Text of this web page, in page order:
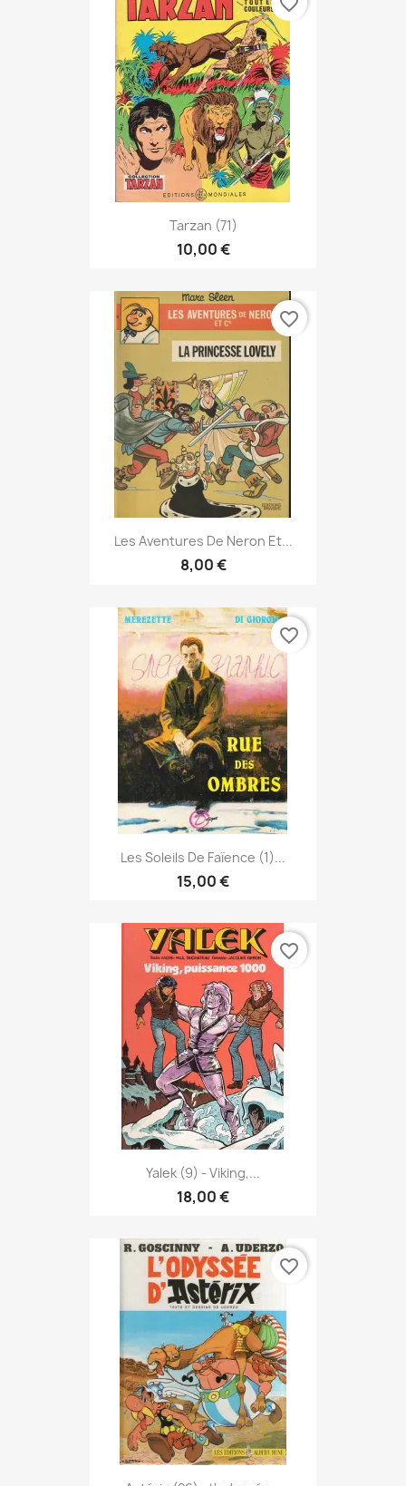
Tarzan (71)
10,00 €
Les Aventures De Neron Et...
8,00 €
favorite_border
Les Soleils De Faïence (1)...
15,00 €
favorite_border
Yalek (9) - Viking,...
18,00 €
favorite_border
favorite_border